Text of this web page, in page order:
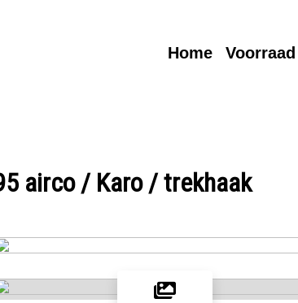
Home Voorraad
airco / Karo / trekhaak